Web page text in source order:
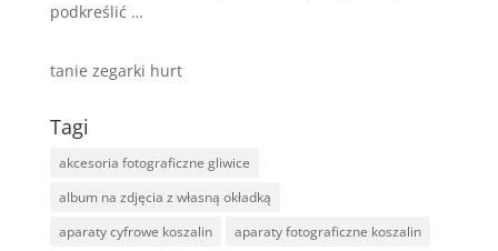
podkreślić …
tanie zegarki hurt
Tagi
akcesoria fotograficzne gliwice
album na zdjęcia z własną okładką
aparaty cyfrowe koszalin
aparaty fotograficzne koszalin